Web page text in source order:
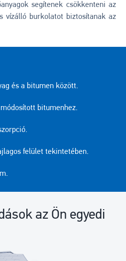
segítenek csökkenteni az
vízálló burkolatot biztosítanak az
és a bitumen között.
módosított bitumenhez.
felület tekintetében.
az Ön egyedi